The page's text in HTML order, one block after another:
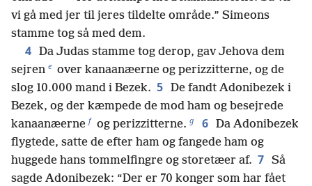
vi gå med jer til jeres tildelte område.” Simeons
stamme tog så med dem.
4 Da Judas stamme tog derop, gav Jehova dem
sejren e over kanaanæerne og perizzitterne, og de
slog 10.000 mand i Bezek. 5 De fandt Adonibezek i
Bezek, og der kæmpede de mod ham og besejrede
kanaanæerne f og perizzitterne. g 6 Da Adonibezek
flygtede, satte de efter ham og fangede ham og
huggede hans tommelfingre og storetæer af. 7 Så
sagde Adonibezek: “Der er 70 konger som har fået